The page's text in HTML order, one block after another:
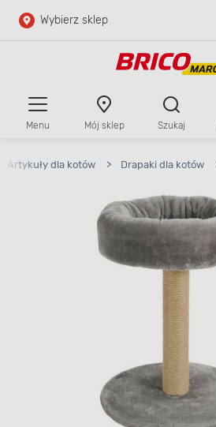
Przejdź do głównej zawartości
Wybierz sklep
Menu Mój sklep Szukaj
Artykuły dla kotów > Drapaki dla kotów